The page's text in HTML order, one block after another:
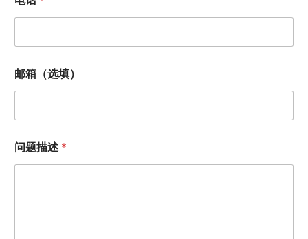
名
问
描
电
话
邮箱（选填）
问题描述 *